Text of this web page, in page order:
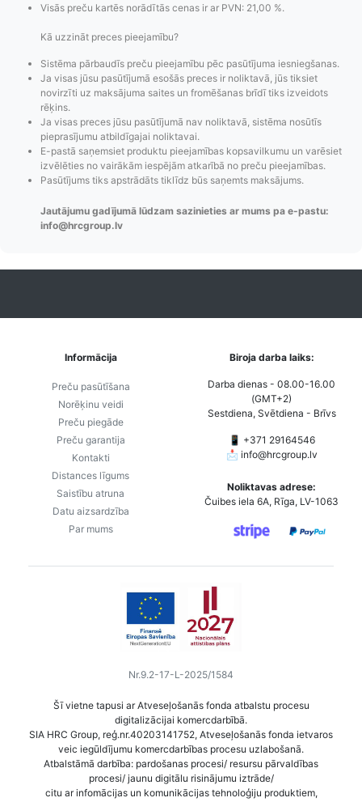
Pasūtījumu statusa
maiņas
paziņojumi,
Izsekošana,
Pasūtījumu re-
Visi pieejamie
piegādes veidi un
to izmaksas bez
lietotāja konta
PayPal
Visās preču kartēs norādītās cenas ir ar PVN: 21,00 %.
Kā uzzināt preces pieejamību?
Sistēma pārbaudīs preču pieejamību pēc pasūtījuma iesniegšanas.
Ja visas jūsu pasūtījumā esošās preces ir noliktavā, jūs tiksiet
novirzīti uz maksājuma saites un fromēšanas brīdī tiks izveidots
rēķins.
Ja visas preces jūsu pasūtījumā nav noliktavā, sistēma nosūtīs
pieprasījumu atbildīgajai noliktavai.
E-pastā saņemsiet produktu pieejamības kopsavilkumu un varēsiet
izvēlēties no vairākām iespējām atkarībā no preču pieejamības.
Pasūtījums tiks apstrādāts tiklīdz būs saņemts maksājums.
Jautājumu gadījumā lūdzam sazinieties ar mums pa e-pastu:
info@hrcgroup.lv
Informācija
Preču pasūtīšana
Norēķinu veidi
Preču piegāde
Preču garantija
Kontakti
Distances līgums
Saistību atruna
Datu aizsardzība
Par mums
Biroja darba laiks:
Darba dienas - 08.00-16.00
(GMT+2)
Sestdiena, Svētdiena - Brīvs
📱 +371 29164546
📩 info@hrcgroup.lv
Noliktavas adrese:
Čuibes iela 6A, Rīga, LV-1063
Nr.9.2-17-L-2025/1584
Šī vietne tapusi ar Atveseļošanās fonda atbalstu procesu
digitalizācijai komercdarbībā.
SIA HRC Group, reģ.nr.40203141752, Atveseļošanās fonda ietvaros
veic iegūldījumu komercdarbības procesu uzlabošanā.
Atbalstāmā darbība: pardošanas procesi/ resursu pārvaldības
procesi/ jaunu digitālu risinājumu iztrāde/
citu ar infomācijas un komunikācijas tehnoloģiju produktiem,